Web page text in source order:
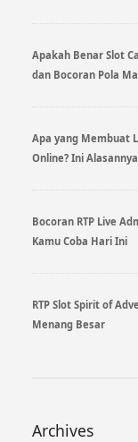
Apakah Benar Slot
dan Bocoran Pola
Apa yang Membuat
Online? Ini Alasannya
Bocoran RTP Live
Kamu Coba Hari Ini
RTP Slot Spirit of
Menang Besar
Archives